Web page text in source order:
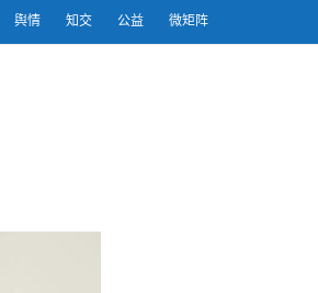
舆情 知交 公益 微矩阵